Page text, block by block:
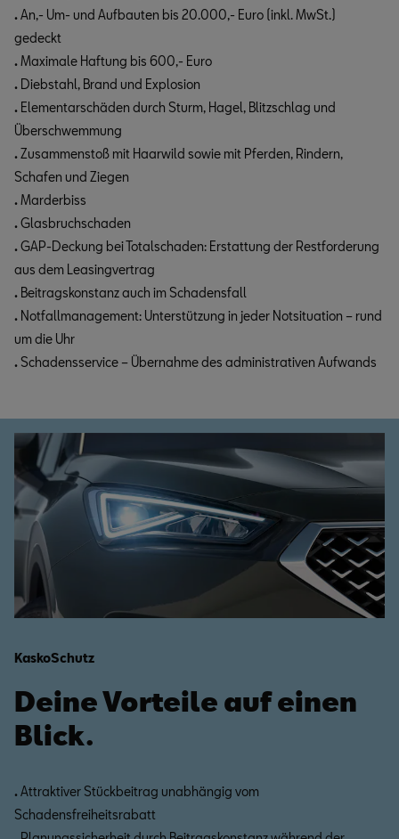
.An,- Um- und Aufbauten bis 20.000,- Euro (inkl. MwSt.)
gedeckt
.Maximale Haftung bis 600,- Euro
. Diebstahl, Brand und Explosion
. Elementarschäden durch Sturm, Hagel, Blitzschlag und
Überschwemmung
.Zusammenstoß mit Haarwild sowie mit Pferden, Rindern,
Schafen und Ziegen
.Marderbiss
.Glasbruchschaden
.GAP-Deckung bei Totalschaden: Erstattung der Restforderung
aus dem Leasingvertrag
. Beitragskonstanz auch im Schadensfall
. Notfallmanagement: Unterstützung in jeder Notsituation – rund
um die Uhr
. Schadensservice – Übernahme des administrativen Aufwands
.Laufzeiten sind kongruent zum zugrunde liegenden
Leasingvertrag (12 bis 48 Monate)
KaskoSchutz
Deine Vorteile auf einen
Blick.
.Attraktiver Stückbeitrag unabhängig vom
Schadensfreiheitsrabatt